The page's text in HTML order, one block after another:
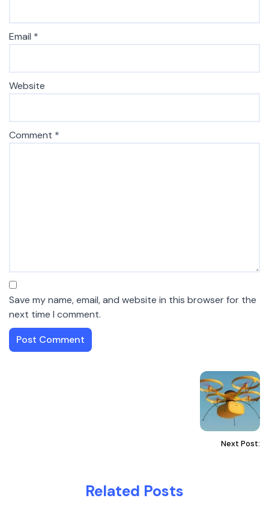
Email *
Website
Comment *
Save my name, email, and website in this browser for the
next time I comment.
Next Post:
Related Posts